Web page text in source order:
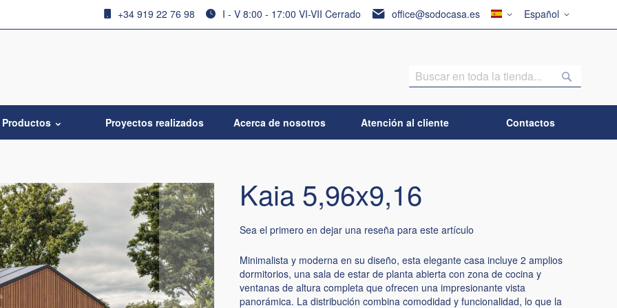
Lenguaje
Español
País
office@sodocasa.es
I - V 8:00 - 17:00 VI-VII Cerrado
+34 919 22 76 98
Productos Proyectos realizados Acerca de nosotros Atención al cliente Contactos
Kaia 5,96x9,16
Sea el primero en dejar una reseña para este artículo
Minimalista y moderna en su diseño, esta elegante casa incluye 2 amplios
dormitorios, una sala de estar de planta abierta con zona de cocina y
ventanas de altura completa que ofrecen una impresionante vista
panorámica. La distribución combina comodidad y funcionalidad, lo que la